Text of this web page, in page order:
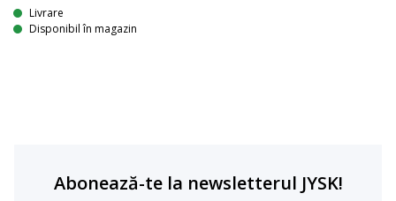
Livrare
Disponibil în magazin
Abonează-te la newsletterul JYSK!